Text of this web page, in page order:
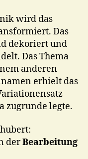
wird das
Das
dekoriert und
Das Thema
anderen
erhielt das
zugrunde legte.
derBearbeitung